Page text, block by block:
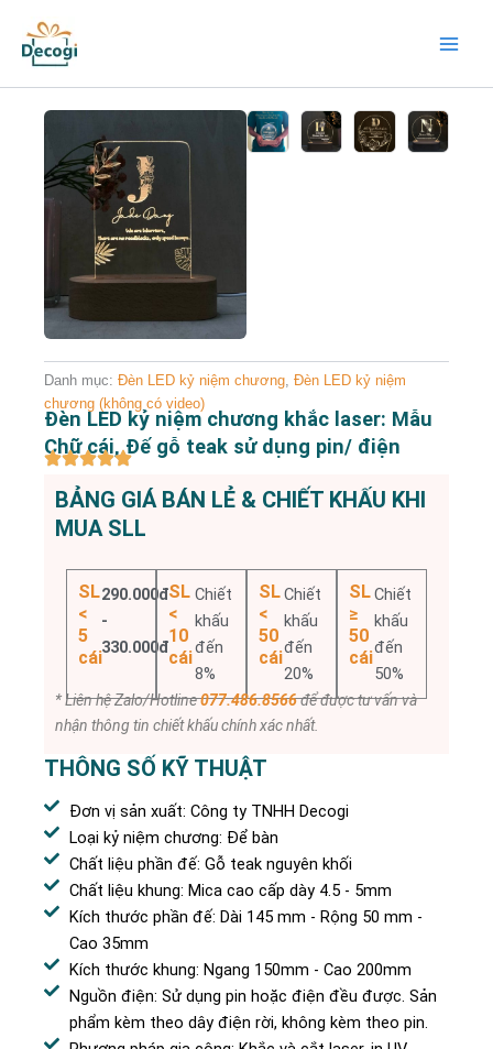
dung
Danh mục: Đèn LED kỷ niệm chương, Đèn LED kỷ niệm
chương (không có video)
Đèn LED kỷ niệm chương khắc laser: Mẫu
Chữ cái, Đế gỗ teak sử dụng pin/ điện
BẢNG GIÁ BÁN LẺ & CHIẾT KHẤU KHI
MUA SLL
SL
<
5
cái
290.000đ
-
330.000đ
SL
<
10
cái
Chiết
khấu
đến
8%
SL
<
50
cái
Chiết
khấu
đến
20%
SL
≥
50
cái
Chiết
khấu
đến
50%
* Liên hệ Zalo/Hotline077.486.8566để được tư vấn và
nhận thông tin chiết khấu chính xác nhất.
THÔNG SỐ KỸ THUẬT
Đơn vị sản xuất: Công ty TNHH Decogi
Loại kỷ niệm chương: Để bàn
Chất liệu phần đế: Gỗ teak nguyên khối
Chất liệu khung: Mica cao cấp dày 4.5 - 5mm
Kích thước phần đế: Dài 145 mm - Rộng 50 mm -
Cao 35mm
Kích thước khung: Ngang 150mm - Cao 200mm
Nguồn điện: Sử dụng pin hoặc điện đều được. Sản
phẩm kèm theo dây điện rời, không kèm theo pin.